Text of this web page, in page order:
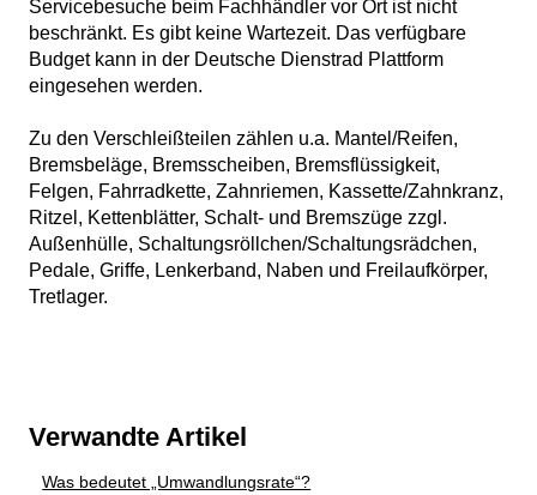
Servicebesuche beim Fachhändler vor Ort ist nicht
beschränkt. Es gibt keine Wartezeit. Das verfügbare
Budget kann in der Deutsche Dienstrad Plattform
eingesehen werden.
Zu den Verschleißteilen zählen u.a. Mantel/Reifen,
Bremsbeläge, Bremsscheiben, Bremsflüssigkeit,
Felgen, Fahrradkette, Zahnriemen, Kassette/Zahnkranz,
Ritzel, Kettenblätter, Schalt- und Bremszüge zzgl.
Außenhülle, Schaltungsröllchen/Schaltungsrädchen,
Pedale, Griffe, Lenkerband, Naben und Freilaufkörper,
Tretlager.
Verwandte Artikel
Was bedeutet „Umwandlungsrate“?